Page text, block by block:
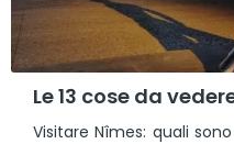
Le 13 cose da
Visitare Nîmes: quali